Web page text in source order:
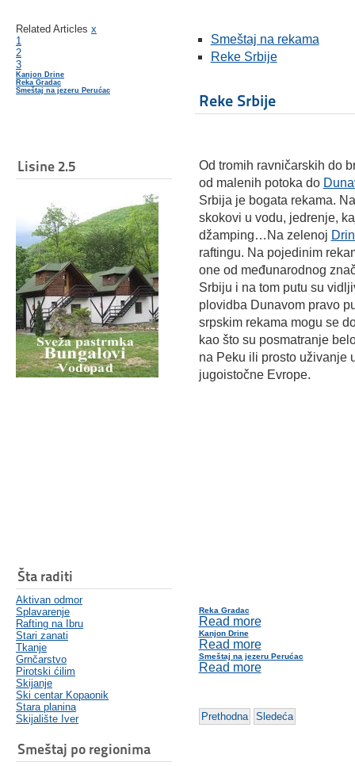
Related Articles x
1
2
3
Kanjon Drine
Reka Gradac
Smeštaj na jezeru Perućac
Lisine 2.5
Šta raditi
Aktivan odmor
Splavarenje
Rafting na Ibru
Stari zanati
Tkanje
Grnčarstvo
Pirotski ćilim
Skijanje
Ski centar Kopaonik
Stara planina
Skijalište Iver
Smeštaj po regionima
Smeštaj na rekama
Reke Srbije
Reke Srbije
Od tromih ravničarskih do
od malenih potoka do
Srbija je bogata rekama.
skokovi u vodu, jedrenje,
džamping…Na zelenoj
raftingu. Na pojedinim
one od međunarodnog
Srbiju i na tom putu su
plovidba Dunavom pravo
srpskim rekama mogu se
kao što su posmatranje
na Peku ili prosto
jugoistočne Evrope.
Reka Gradac
Read more
Kanjon Drine
Read more
Smeštaj na jezeru Perućac
Read more
Prethodna Sledeća